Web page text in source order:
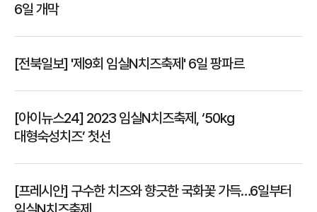
6일 개막
[전북일보] '제9회 임실N치즈축제' 6일 팡파르
[아이뉴스24] 2023 임실N치즈축제, ‘50kg
대형숙성치즈’ 첫선
[프레시안] 구수한 치즈와 향긋한 국화꽃 가득…6일부터